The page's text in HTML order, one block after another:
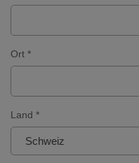
Ort *
Land *